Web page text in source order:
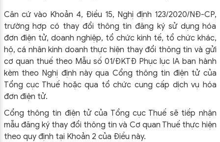
Căn cứ vào Khoản 4, Điều 15, Nghị định 123/2020/NĐ-CP,
trường hợp có thay đổi thông tin đăng ký sử dụng hóa
đơn điện tử, doanh nghiệp, tổ chức kinh tế, tổ chức khác,
hộ, cá nhân kinh doanh thực hiện thay đổi thông tin và gửi
cơ quan thuế theo Mẫu số 01/ĐKTĐ Phục lục IA ban hành
kèm theo Nghị định này qua Cổng thông tin điện tử của
Tổng cục Thuế hoặc qua tổ chức cung cấp dịch vụ hóa
đơn điện tử.
Cổng thông tin điện tử của Tổng cục Thuế sẽ tiếp nhận
mẫu đăng ký thay đổi thông tin và Cơ quan Thuế thực hiện
theo quy định tại Khoản 2 của Điều này.